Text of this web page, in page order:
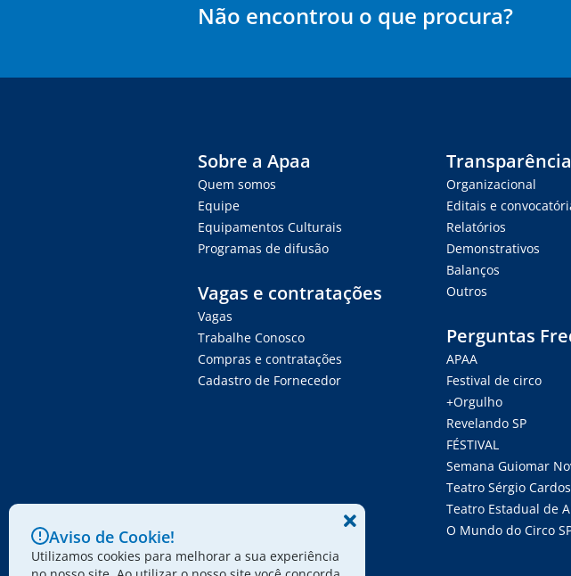
Não encontrou o que procura?
Sobre a Apaa
Quem somos
Equipe
Equipamentos Culturais
Programas de difusão
Vagas e contratações
Vagas
Trabalhe Conosco
Compras e contratações
Cadastro de Fornecedor
Transparência
Organizacional
Editais e
Relatórios
Demonstrativos
Balanços
Outros
Perguntas
APAA
Festival de circo
+Orgulho
Revelando SP
FÉSTIVAL
Semana Guiomar
Teatro Sérgio
Teatro Estadual de
O Mundo do Circo
Aviso de Cookie!
Utilizamos cookies para melhorar a sua experiência